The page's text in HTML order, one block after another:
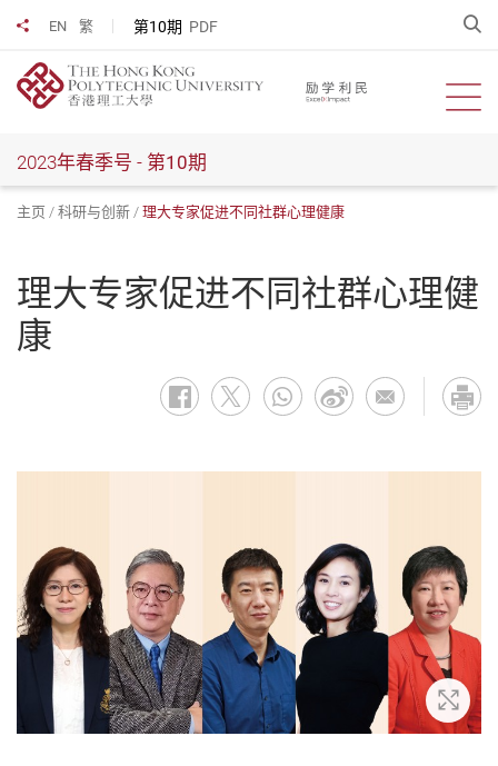
EN 繁 第10期 PDF
分享到
开
2023年春季号 - 第10期
主页 科研与创新 理大专家促进不同社群心理健康
理大专家促进不同社群心理健
康
放大